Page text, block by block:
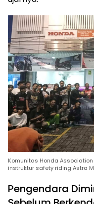
Komunitas Honda
instruktur safety riding Astra
Pengendara